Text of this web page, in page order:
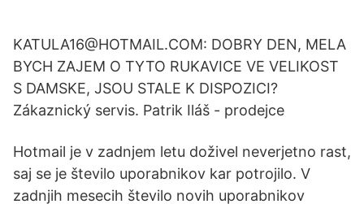
KATULA16@HOTMAIL.COM: DOBRY DEN, MELA
BYCH ZAJEM O TYTO RUKAVICE VE VELIKOST
S DAMSKE, JSOU STALE K DISPOZICI?
Zákaznický servis. Patrik Iláš - prodejce
Hotmail je v zadnjem letu doživel neverjetno rast,
saj se je število uporabnikov kar potrojilo. V
zadnjih mesecih število novih uporabnikov